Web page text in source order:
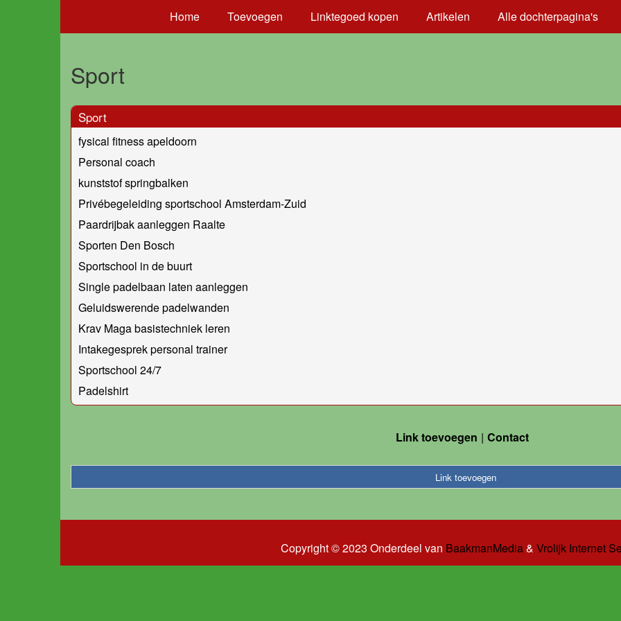
Home Toevoegen Linktegoed kopen Artikelen Alle dochterpagina's
Sport
Sport
fysical fitness apeldoorn
Personal coach
kunststof springbalken
Privébegeleiding sportschool Amsterdam-Zuid
Paardrijbak aanleggen Raalte
Sporten Den Bosch
Sportschool in de buurt
Single padelbaan laten aanleggen
Geluidswerende padelwanden
Krav Maga basistechniek leren
Intakegesprek personal trainer
Sportschool 24/7
Padelshirt
Link toevoegen Contact
Link toevoegen
Copyright © 2023 Onderdeel van BaakmanMedia& Vrolijk Internet